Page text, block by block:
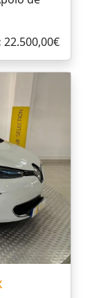
22.500,00€